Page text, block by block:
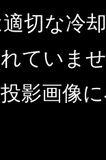
切な冷
ていま
影画像